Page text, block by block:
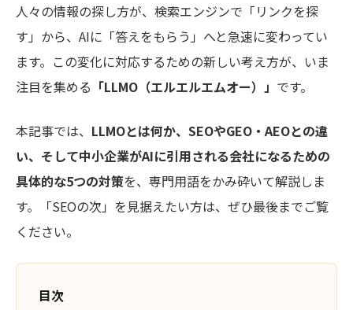
人々の情報の探し方が、検索エンジンで「リンクを探
す」から、AIに「答えをもらう」へと急速に変わってい
ます。この変化に対応するための新しい考え方が、いま
注目を集める 「LLMO（エルエルエムオー）」 です。
本記事では、 LLMOとは何か、SEOやGEO・AEOとの違
い、そして中小企業がAIに引用される会社になるための
具体的な5つの対策を、専門用語をかみ砕いて解説しま
す。「SEOの次」を見据えたい方は、ぜひ最後までご覧
ください。
目次